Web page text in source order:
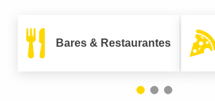
Bares & Restaurantes